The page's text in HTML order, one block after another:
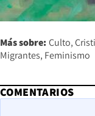
Más sobre: Culto
Migrantes Feminismo
COMENTARIOS